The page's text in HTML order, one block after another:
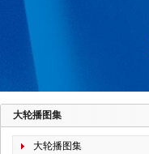
大轮播图集
大轮播图集